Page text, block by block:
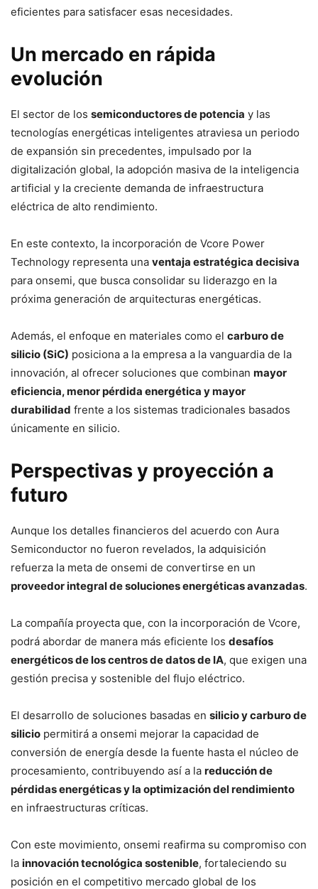
eficientes para satisfacer esas necesidades.
Un mercado en rápida
evolución
El sector de los semiconductores de potencia y las
tecnologías energéticas inteligentes atraviesa un periodo
de expansión sin precedentes, impulsado por la
digitalización global, la adopción masiva de la inteligencia
artificial y la creciente demanda de infraestructura
eléctrica de alto rendimiento.
En este contexto, la incorporación de Vcore Power
Technology representa una ventaja estratégica decisiva
para onsemi, que busca consolidar su liderazgo en la
próxima generación de arquitecturas energéticas.
Además, el enfoque en materiales como el carburo de
silicio (SiC) posiciona a la empresa a la vanguardia de la
innovación, al ofrecer soluciones que combinan mayor
eficiencia, menor pérdida energética y mayor
durabilidad frente a los sistemas tradicionales basados
únicamente en silicio.
Perspectivas y proyección a
futuro
Aunque los detalles financieros del acuerdo con Aura
Semiconductor no fueron revelados, la adquisición
refuerza la meta de onsemi de convertirse en un
proveedor integral de soluciones energéticas avanzadas.
La compañía proyecta que, con la incorporación de Vcore,
podrá abordar de manera más eficiente los desafíos
energéticos de los centros de datos de IA, que exigen una
gestión precisa y sostenible del flujo eléctrico.
El desarrollo de soluciones basadas en silicio y carburo de
silicio permitirá a onsemi mejorar la capacidad de
conversión de energía desde la fuente hasta el núcleo de
procesamiento, contribuyendo así a la reducción de
pérdidas energéticas y la optimización del rendimiento
en infraestructuras críticas.
Con este movimiento, onsemi reafirma su compromiso con
la innovación tecnológica sostenible, fortaleciendo su
posición en el competitivo mercado global de los